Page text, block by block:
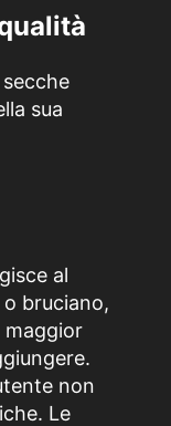
sua
al
bruciano,
maggior
non
Le